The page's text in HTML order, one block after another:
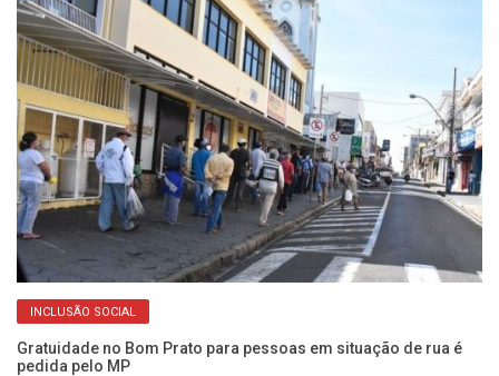
INCLUSÃO SOCIAL
Gratuidade no Bom Prato para pessoas em situação de rua é
pedida pelo MP